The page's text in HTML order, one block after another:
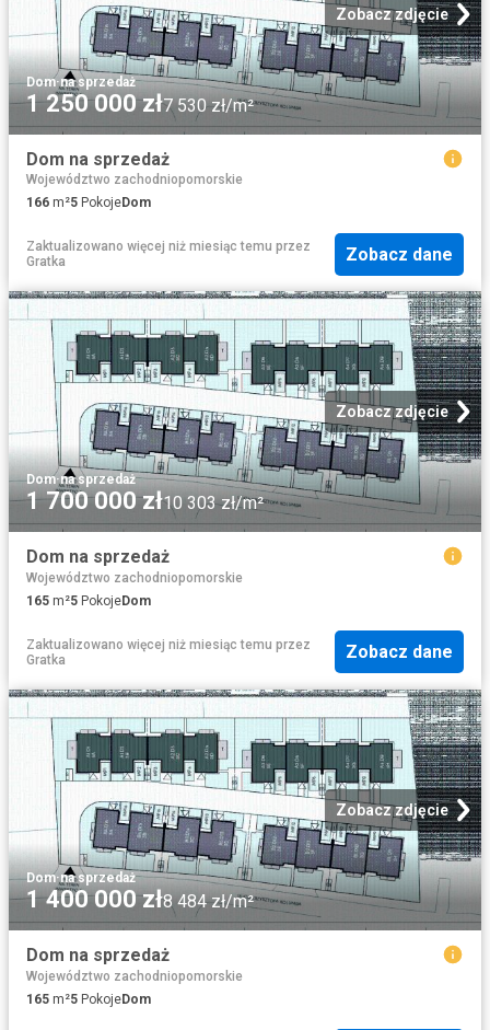
Zobacz zdjęcie
Dom·na sprzedaż
1 250 000 zł7 530 zł/m²
Dom na sprzedaż
Województwo zachodniopomorskie
166 m²5 PokojeDom
Zaktualizowano więcej niż miesiąc temu przez
Gratka
Zobacz dane
Zobacz zdjęcie
Dom·na sprzedaż
1 700 000 zł10 303 zł/m²
Dom na sprzedaż
Województwo zachodniopomorskie
165 m²5 PokojeDom
Zaktualizowano więcej niż miesiąc temu przez
Gratka
Zobacz dane
Zobacz zdjęcie
Dom·na sprzedaż
1 400 000 zł8 484 zł/m²
Dom na sprzedaż
Województwo zachodniopomorskie
165 m²5 PokojeDom